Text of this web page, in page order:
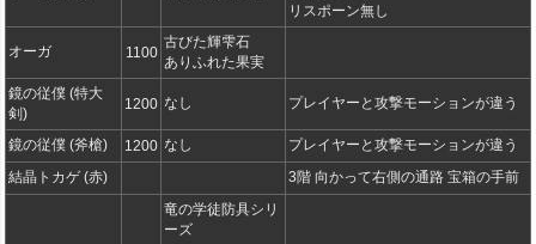
リスポーン無し
オーガ 1100
古びた輝雫石
ありふれた果実
鏡の従僕 (特大
剣)
1200 なし プレイヤーと攻撃モーションが違う
鏡の従僕 (斧槍) 1200 なし
プレイヤーと攻撃モーションが違う
結晶トカゲ (赤)
3階 向かって右側の通路 宝箱の手前
竜の学徒防具シリ
ーズ